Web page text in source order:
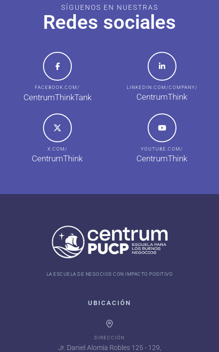
SÍGUENOS EN NUESTRAS
Redes sociales
FACEBOOK.COM/
CentrumThinkTank
LINKEDIN.COM/COMPANY/
CentrumThink
X.COM/
CentrumThink
YOUTUBE.COM/
CentrumThink
LA ESCUELA DE NEGOCIOS CON IMPACTO POSITIVO
UBICACIÓN
DIRECCIÓN
Jr. Daniel Alomía Robles 125 - 129,